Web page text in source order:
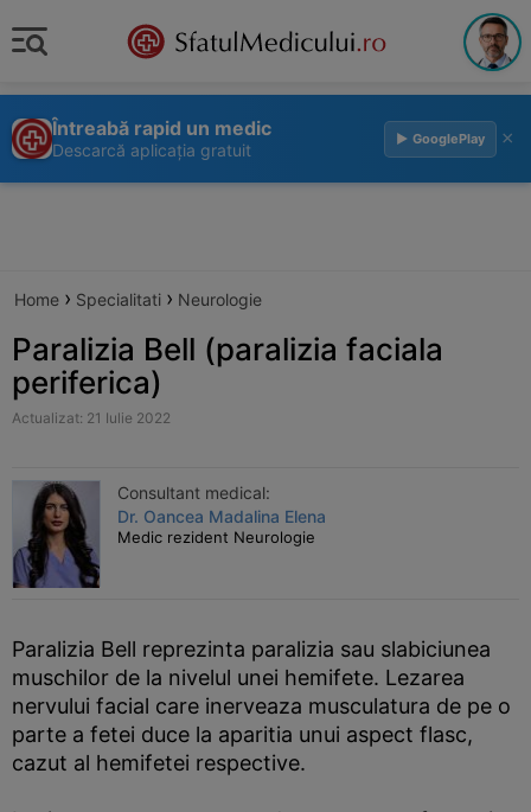
Întreabă rapid un medic
Descarcă aplicația gratuit
▶ GooglePlay ×
Home › Specialitati › Neurologie
Paralizia Bell (paralizia faciala
periferica)
Actualizat: 21 Iulie 2022
Consultant medical:
Dr. Oancea Madalina Elena
Medic rezident Neurologie
Paralizia Bell reprezinta paralizia sau slabiciunea
muschilor de la nivelul unei hemifete. Lezarea
nervului facial care inerveaza musculatura de pe o
parte a fetei duce la aparitia unui aspect flasc,
cazut al hemifetei respective.